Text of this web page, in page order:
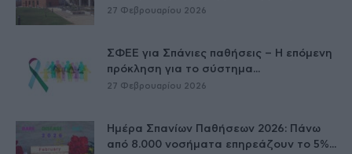
27 Φεβρουαρίου 2026
ΣΦΕΕ για Σπάνιες παθήσεις – Η επόμενη
πρόκληση για το σύστημα...
27 Φεβρουαρίου 2026
Ημέρα Σπανίων Παθήσεων 2026: Πάνω
από 8.000 νοσήματα επηρεάζουν το 5%...